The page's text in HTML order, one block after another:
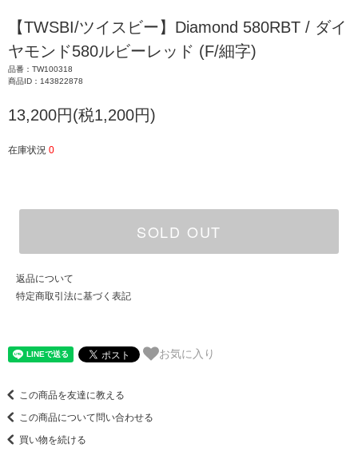
【TWSBI/ツイスビー】Diamond 580RBT / ダイ
ヤモンド580ルビーレッド (F/細字)
品番：TW100318
商品ID：143822878
13,200円(税1,200円)
在庫状況 0
SOLD OUT
返品について
特定商取引法に基づく表記
お気に入り
この商品を友達に教える
この商品について問い合わせる
買い物を続ける